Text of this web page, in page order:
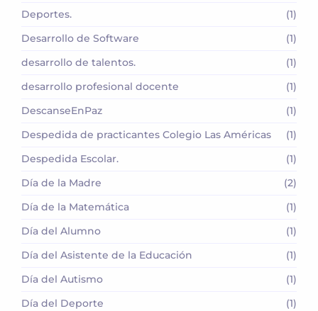
Deportes.
(1)
Desarrollo de Software
(1)
desarrollo de talentos.
(1)
desarrollo profesional docente
(1)
DescanseEnPaz
(1)
Despedida de practicantes Colegio Las Américas
(1)
Despedida Escolar.
(1)
Día de la Madre
(2)
Día de la Matemática
(1)
Día del Alumno
(1)
Día del Asistente de la Educación
(1)
Día del Autismo
(1)
Día del Deporte
(1)